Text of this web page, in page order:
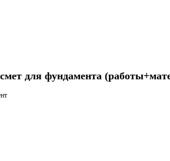
для фундамента